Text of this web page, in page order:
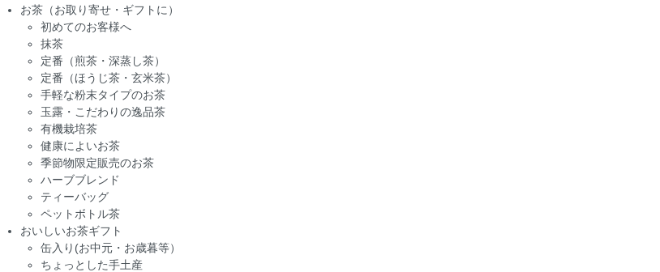
お茶（お取り寄せ・ギフトに）
初めてのお客様へ
抹茶
定番（煎茶・深蒸し茶）
定番（ほうじ茶・玄米茶）
手軽な粉末タイプのお茶
玉露・こだわりの逸品茶
有機栽培茶
健康によいお茶
季節物限定販売のお茶
ハーブブレンド
ティーバッグ
ペットボトル茶
おいしいお茶ギフト
缶入り(お中元・お歳暮等）
ちょっとした手土産